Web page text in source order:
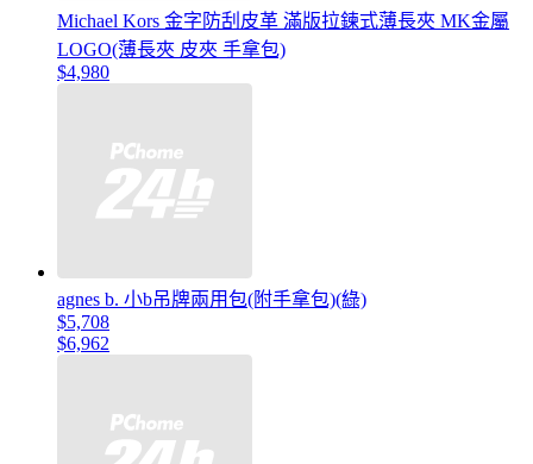
Michael Kors 金字防刮皮革 滿版拉鍊式薄長夾 MK金屬
LOGO(薄長夾 皮夾 手拿包)
$4,980
agnes b. 小b吊牌兩用包(附手拿包)(綠)
$5,708
$6,962